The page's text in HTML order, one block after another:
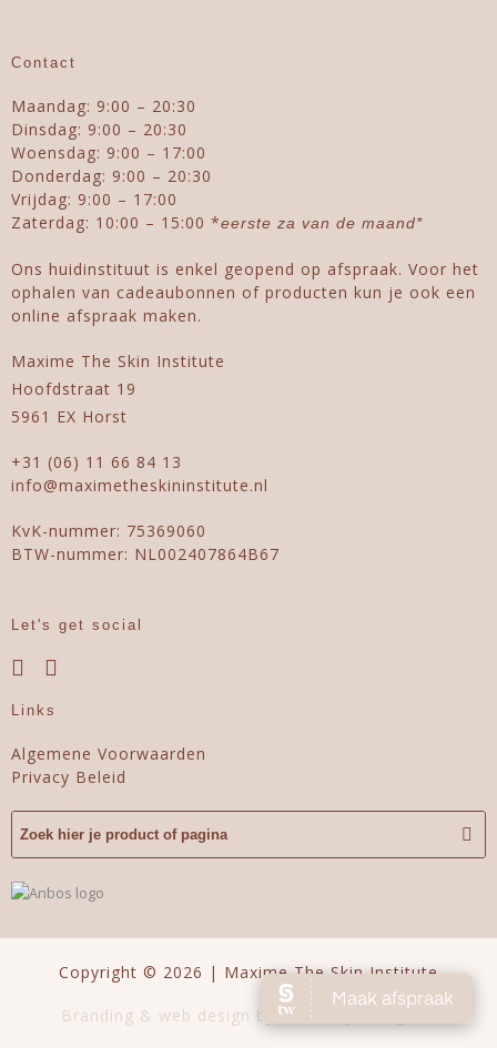
Contact
Maandag: 9:00 – 20:30
Dinsdag: 9:00 – 20:30
Woensdag: 9:00 – 17:00
Donderdag: 9:00 – 20:30
Vrijdag: 9:00 – 17:00
Zaterdag: 10:00 – 15:00 *eerste za van de maand*
Ons huidinstituut is enkel geopend op afspraak. Voor het
ophalen van cadeaubonnen of producten kun je ook een
online afspraak maken.
Maxime The Skin Institute
Hoofdstraat 19
5961 EX Horst
+31 (06) 11 66 84 13
info@maximetheskininstitute.nl
KvK-nummer: 75369060
BTW-nummer: NL002407864B67
Let's get social
Links
Algemene Voorwaarden
Privacy Beleid
Copyright © 2026 | Maxime The Skin Institute
Branding & web design by Perfectly Designed